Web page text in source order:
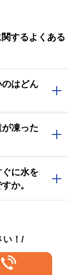
するよくある
はどん
面所やトイ
器の元栓な
凍った
回る極寒の
たりする恐
に水を
か。
結箇所の近
ライヤーで
い！/